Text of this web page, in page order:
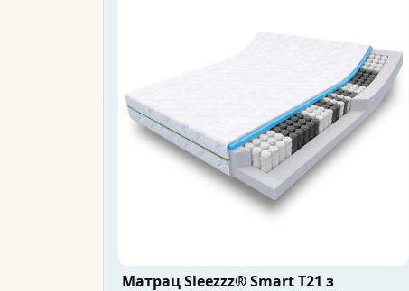
Матрац Sleezzz® Smart T21 з